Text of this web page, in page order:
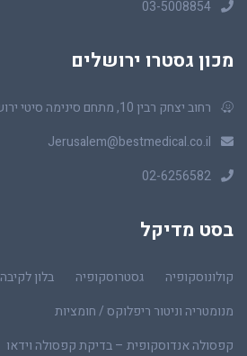
03-5008854
מכון גסטרו ירושלים
רחוב יצחק רבין 10, מתחם סינימה סיטי ירושלים
Jerusalem@bestmedical.co.il
02-6256582
בסט מדיקל
קולונוסקופיה גסטרוסקופיה
בלון לקיבה
מנומטריה וניטור ריפלוקס / חומציות
קפסולה אנדוסקופית – בדיקת קפסולה וידאו